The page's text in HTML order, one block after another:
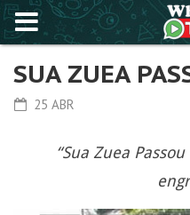
SUA ZUEA
25 ABR
“Sua Zuea